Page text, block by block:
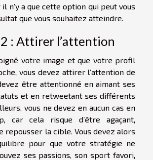
il n’y a que cette option qui peut vous
que vous souhaitez atteindre.
2 : Attirer l’attention
votre image et que votre profil
vous devez attirer l’attention de
être attentionné en aimant ses
et en retweetant ses différents
vous ne devez en aucun cas en
car cela risque d’être agaçant,
repousser la cible. Vous devez alors
pour que votre stratégie ne
ses passions, son sport favori,